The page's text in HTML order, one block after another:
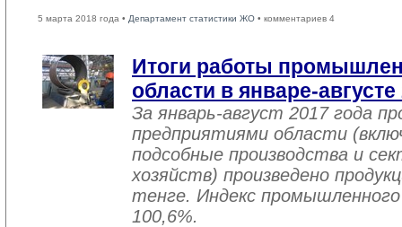
5 марта 2018 года • Департамент статистики ЖО • комментариев 4
Итоги работы
области в январе-августе
За январь-август 2017 года
предприятиями области
подсобные производства и
хозяйств) произведено
тенге. Индекс
100,6%.